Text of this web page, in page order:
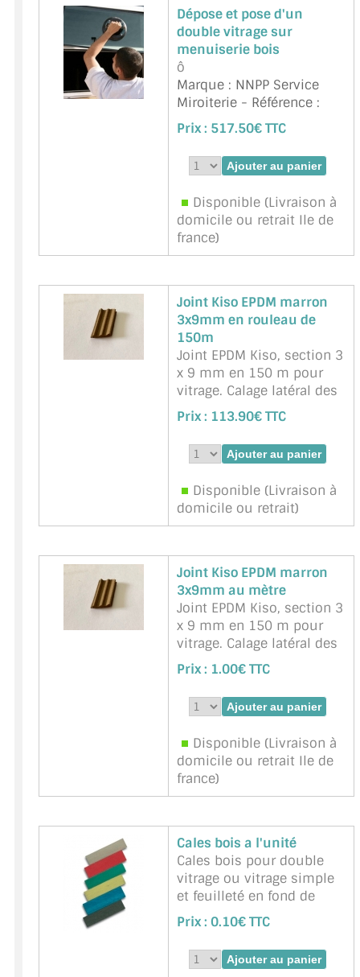
plastique, le m&eacut ...
suite
Marque : BOHLE -
Référence :
Dépose et pose d'un
double vitrage sur
menuiserie bois
ô
Marque : NNPP Service
Miroiterie - Référence :
VMS-PoseDV
Prix : 517.50€ TTC
Disponible (Livraison à
domicile ou retrait Ile de
france)
Joint Kiso EPDM marron
3x9mm en rouleau de
150m
Joint EPDM Kiso, section 3
x 9 mm en 150 m pour
vitrage. Calage latéral des
vitres (verres) en feuillure.
Une face autocollante
Marque : NNPP Service
Miroiterie - Référence :
Prix : 113.90€ TTC
Disponible (Livraison à
domicile ou retrait)
Joint Kiso EPDM marron
3x9mm au mètre
Joint EPDM Kiso, section 3
x 9 mm en 150 m pour
vitrage. Calage latéral des
vitres (verres) en feuillure.
Une face autocollante
Marque : NNPP Service
Miroiterie - Référence :
Prix : 1.00€ TTC
Disponible (Livraison à
domicile ou retrait Ile de
france)
Cales bois a l'unité
Cales bois pour double
vitrage ou vitrage simple
et feuilleté en fond de
feuillure . Fenêtre ou
châssis de verrières
métal.
Marque : BOHLE -
Prix : 0.10€ TTC